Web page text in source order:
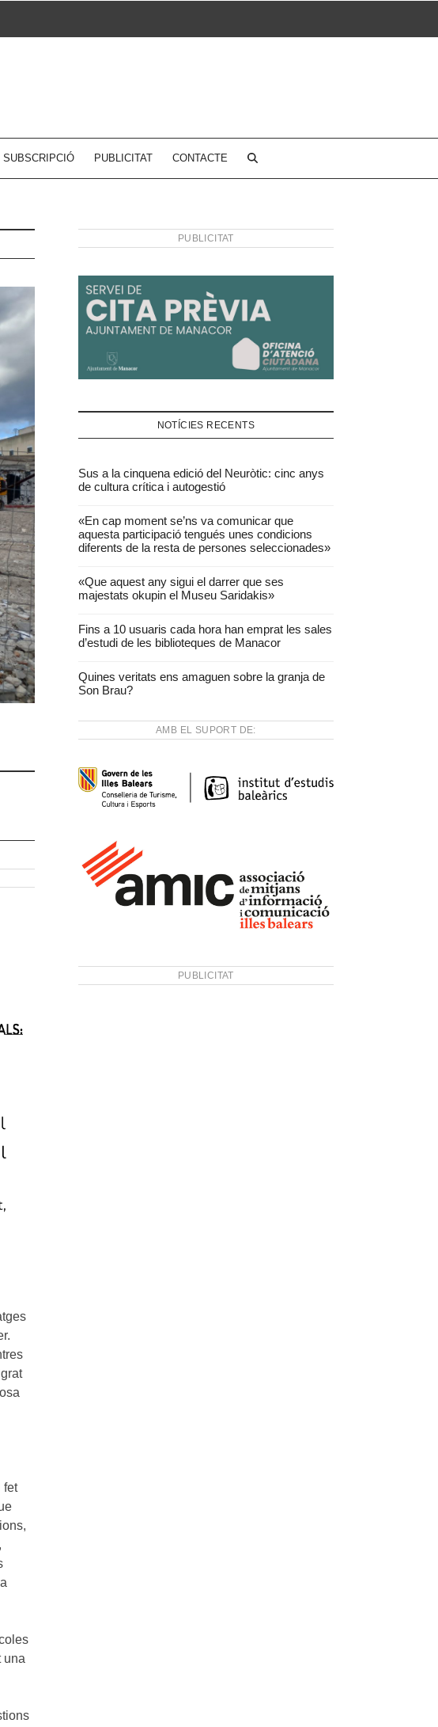
SUBSCRIPCIÓ PUBLICITAT CONTACTE
fet
una
PUBLICITAT
NOTÍCIES RECENTS
Sus a la cinquena edició del Neuròtic: cinc anys
de cultura crítica i autogestió
«En cap moment se’ns va comunicar que
aquesta participació tengués unes condicions
diferents de la resta de persones seleccionades»
«Que aquest any sigui el darrer que ses
majestats okupin el Museu Saridakis»
Fins a 10 usuaris cada hora han emprat les sales
d’estudi de les biblioteques de Manacor
Quines veritats ens amaguen sobre la granja de
Son Brau?
AMB EL SUPORT DE:
PUBLICITAT